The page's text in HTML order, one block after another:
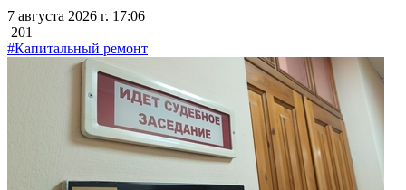
7 августа 2026 г. 17:06
201
#Капитальный ремонт